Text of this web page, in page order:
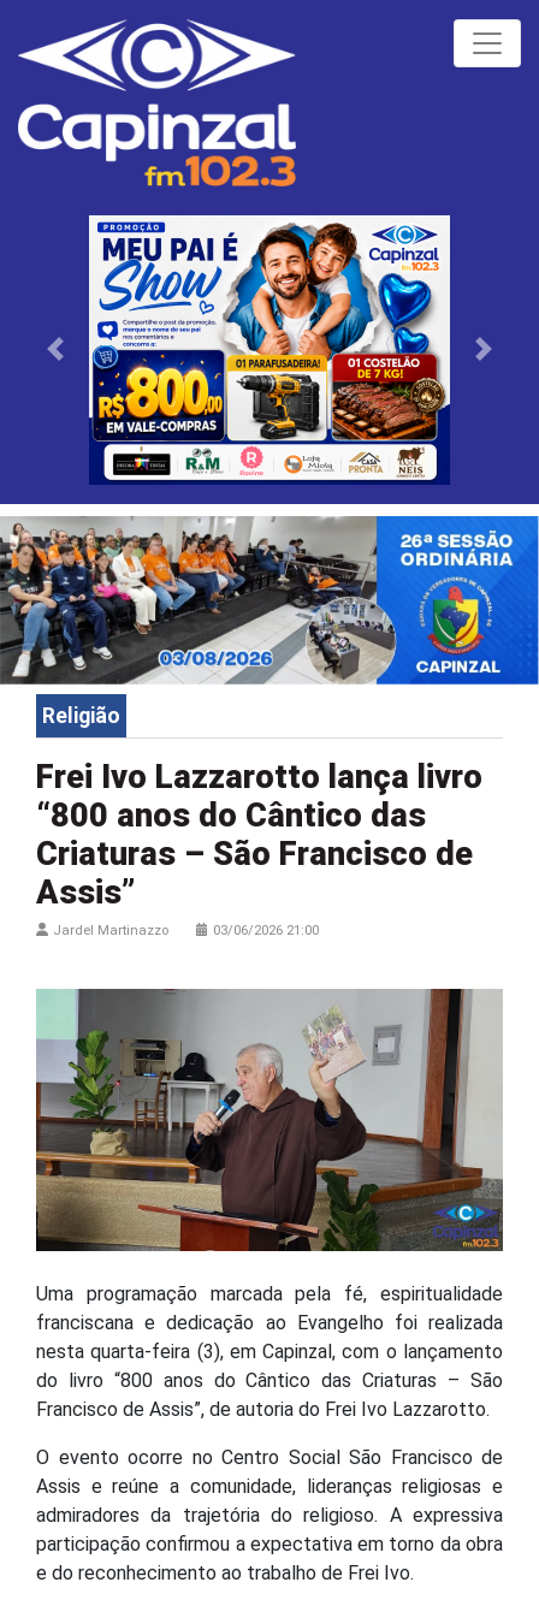
Próximo
Religião
Frei Ivo Lazzarotto lança livro
“800 anos do Cântico das
Criaturas – São Francisco de
Assis”
Jardel Martinazzo
franciscana e dedicação ao Evangelho foi realizada
nesta quarta-feira (3), em Capinzal, com o lançamento
do livro “800 anos do Cântico das Criaturas – São
Francisco de Assis”, de autoria do Frei Ivo Lazzarotto.
Assis e reúne a comunidade, lideranças religiosas e
admiradores da trajetória do religioso. A expressiva
participação confirmou a expectativa em torno da obra
e do reconhecimento ao trabalho de Frei Ivo.